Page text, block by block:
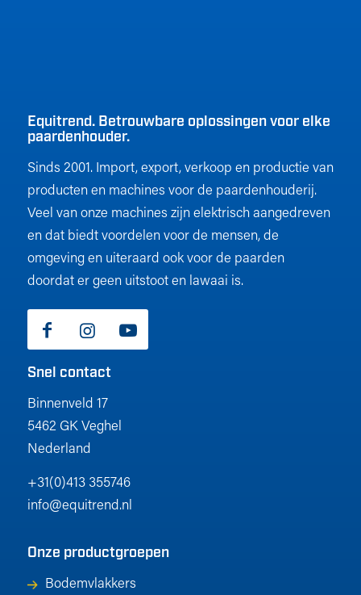
Equitrend. Betrouwbare oplossingen voor elke
paardenhouder.
Sinds 2001. Import, export, verkoop en productie van
producten en machines voor de paardenhouderij.
Veel van onze machines zijn elektrisch aangedreven
en dat biedt voordelen voor de mensen, de
omgeving en uiteraard ook voor de paarden
doordat er geen uitstoot en lawaai is.
Snel contact
Binnenveld 17
5462 GK Veghel
Nederland
+31(0)413 355746
info@equitrend.nl
Onze productgroepen
Bodemvlakkers